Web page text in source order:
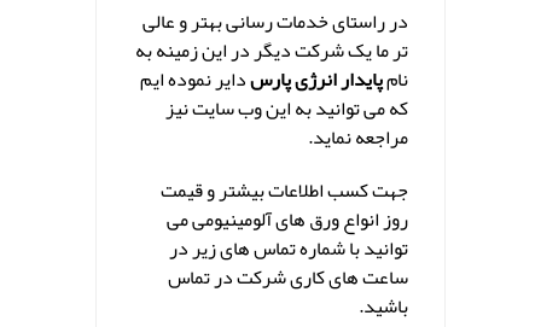
در راستای خدمات رسانی بهتر و عالی
تر ما یک شرکت دیگر در این زمینه به
نامپایدار انرژی پارسدایر نموده ایم
که می توانید به این وب سایت نیز
مراجعه نماید.
جهت کسب اطلاعات بیشتر و قیمت
روز انواع ورق های آلومینیومی می
توانید با شماره تماس های زیر در
ساعت های کاری شرکت در تماس
باشید.